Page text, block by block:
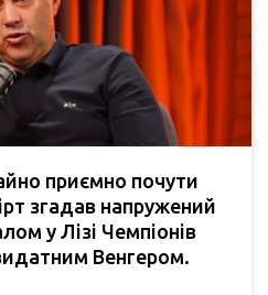
приємно почути
згадав напружений
у Лізі Чемпіонів
Венгером.